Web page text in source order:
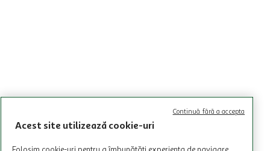
Acest site utilizează cookie-uri
Continuă fără a accepta